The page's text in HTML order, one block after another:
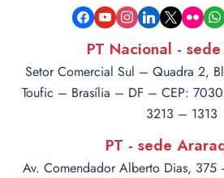
facebook
youtubeinstagram
linkedin
x flickr
PT Nacional -
Setor Comercial Sul – Quadra 2,
Toufic – Brasília – DF – CEP:
3213 – 1313
PT - sede
Av. Comendador Alberto Dias, 375